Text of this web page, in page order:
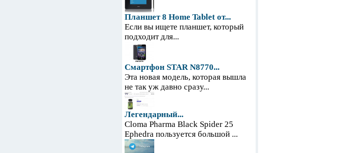
Планшет 8 Home Tablet от...
Если вы ищете планшет, который
подходит для...
Смартфон STAR N8770...
Эта новая модель, которая вышла
не так уж давно сразу...
Легендарный...
Cloma Pharma Black Spider 25
Ephedra пользуется большой ...